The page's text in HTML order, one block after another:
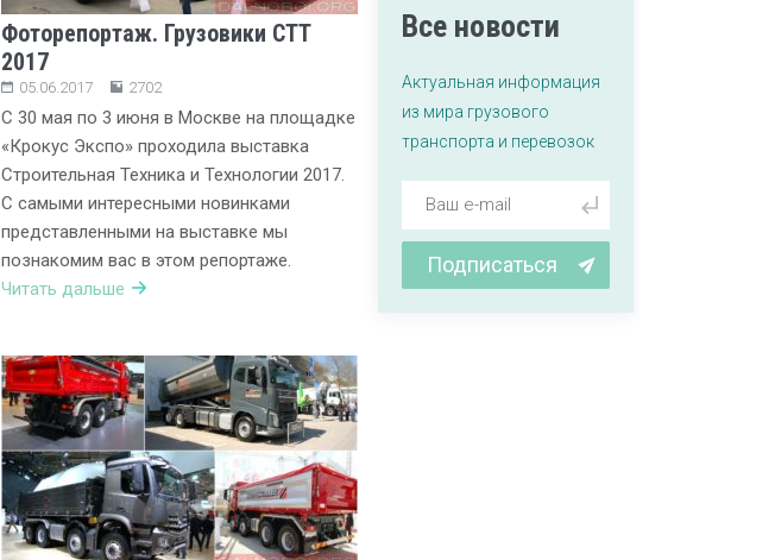
Фоторепортаж. Грузовики СТТ
2017
05.06.2017 2702
С 30 мая по 3 июня в Москве на площадке
«Крокус Экспо» проходила выставка
Строительная Техника и Технологии 2017.
С самыми интересными новинками
представленными на выставке мы
познакомим вас в этом репортаже.
Читать дальше
Все новости
Актуальная информация
из мира грузового
транспорта и перевозок
Подписаться